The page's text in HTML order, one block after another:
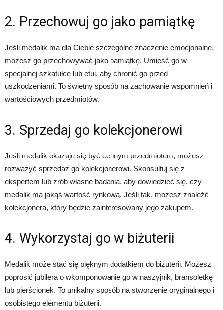
2. Przechowuj go jako pamiątkę
Jeśli medalik ma dla Ciebie szczególne znaczenie emocjonalne,
możesz go przechowywać jako pamiątkę. Umieść go w
specjalnej szkatułce lub etui, aby chronić go przed
uszkodzeniami. To świetny sposób na zachowanie wspomnień i
wartościowych przedmiotów.
3. Sprzedaj go kolekcjonerowi
Jeśli medalik okazuje się być cennym przedmiotem, możesz
rozważyć sprzedaż go kolekcjonerowi. Skonsultuj się z
ekspertem lub zrób własne badania, aby dowiedzieć się, czy
medalik ma jakąś wartość rynkową. Jeśli tak, możesz znaleźć
kolekcjonera, który będzie zainteresowany jego zakupem.
4. Wykorzystaj go w biżuterii
Medalik może stać się pięknym dodatkiem do biżuterii. Możesz
poprosić jubilera o wkomponowanie go w naszyjnik, bransoletkę
lub pierścionek. To unikalny sposób na stworzenie oryginalnego i
osobistego elementu biżuterii.